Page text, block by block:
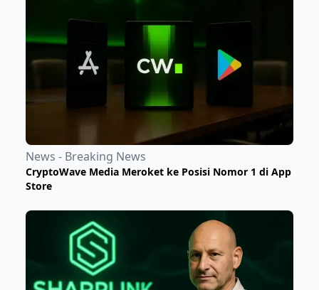
News - Breaking News
CryptoWave Media Meroket ke Posisi Nomor 1 di App
Store